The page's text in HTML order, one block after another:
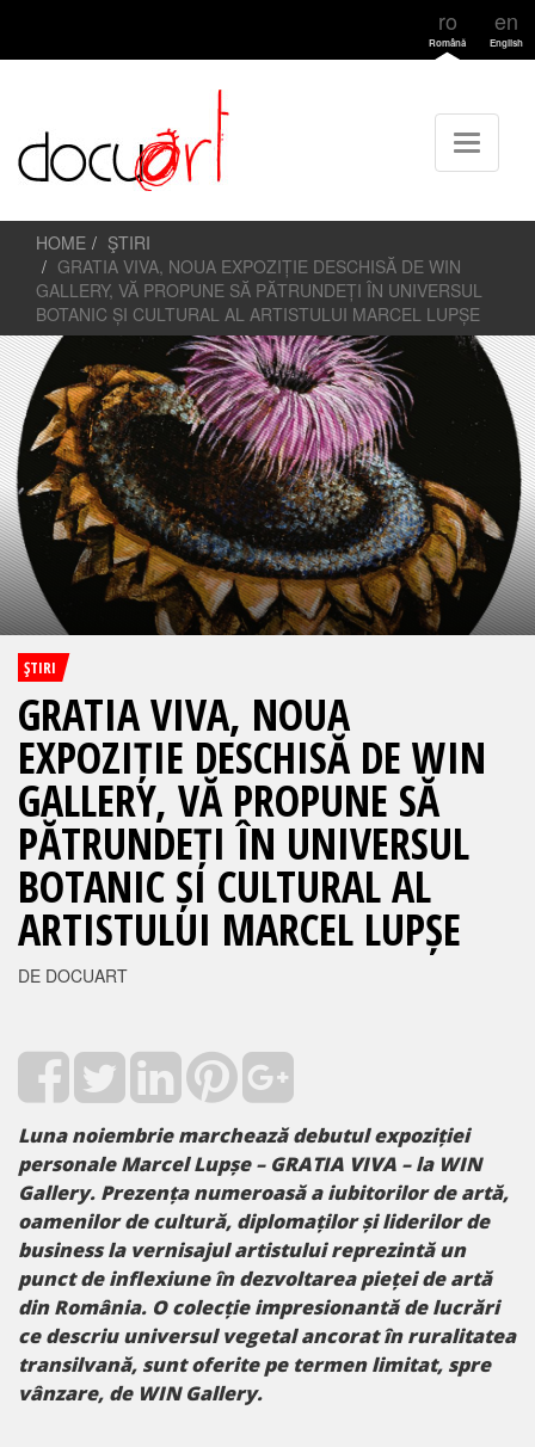
ro
Română
en
English
HOME
ŞTIRI
GRATIA VIVA, NOUA EXPOZIȚIE DESCHISĂ DE WIN
GALLERY, VĂ PROPUNE SĂ PĂTRUNDEȚI ÎN UNIVERSUL
BOTANIC ȘI CULTURAL AL ARTISTULUI MARCEL LUPȘE
ŞTIRI
GRATIA VIVA, NOUA
EXPOZIȚIE DESCHISĂ DE WIN
GALLERY, VĂ PROPUNE SĂ
PĂTRUNDEȚI ÎN UNIVERSUL
BOTANIC ȘI CULTURAL AL
ARTISTULUI MARCEL LUPȘE
DE DOCUART
Luna noiembriemarchează debutul expoziției
personale Marcel Lupșe – GRATIA VIVA – la WIN
Gallery. Prezența numeroasă a iubitorilor de artă,
oamenilor de cultură, diplomaților și liderilor de
business la vernisajul artistului reprezintă un
punct de inflexiune în dezvoltarea pieței de artă
din România. O colecție impresionantă de lucrări
ce descriu universul vegetal ancorat în ruralitatea
transilvană, sunt oferite pe termen limitat, spre
vânzare, de WIN Gallery.